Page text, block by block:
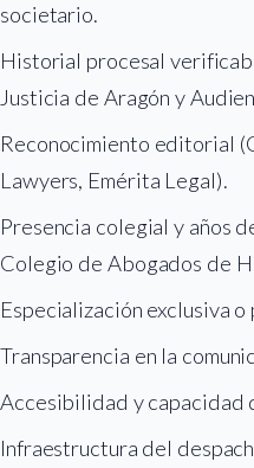
societario.
Historial procesal
Justicia de Aragón y
Reconocimiento editorial
Lawyers, Emérita Legal).
Presencia colegial y años
Colegio de Abogados de
Especialización exclusiva
Transparencia en la
Accesibilidad y capacidad
Infraestructura del